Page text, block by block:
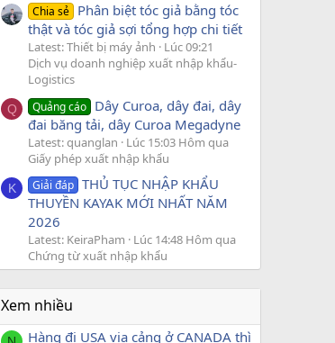
Chia sẻ Phân biệt tóc giả bằng tóc
thật và tóc giả sợi tổng hợp chi tiết
Latest: Thiết bị máy ảnh
Lúc 09:21
Dịch vụ doanh nghiệp xuất nhập khẩu-
Logistics
Q Quảng cáo Dây Curoa, dây đai, dây
đai băng tải, dây Curoa Megadyne
Latest: quanglan
Lúc 15:03 Hôm qua
Giấy phép xuất nhập khẩu
K Giải đáp THỦ TỤC NHẬP KHẨU
THUYỀN KAYAK MỚI NHẤT NĂM
2026
Latest: KeiraPham
Lúc 14:48 Hôm qua
Chứng từ xuất nhập khẩu
Xem nhiều
Hàng đi USA via cảng ở CANADA thì